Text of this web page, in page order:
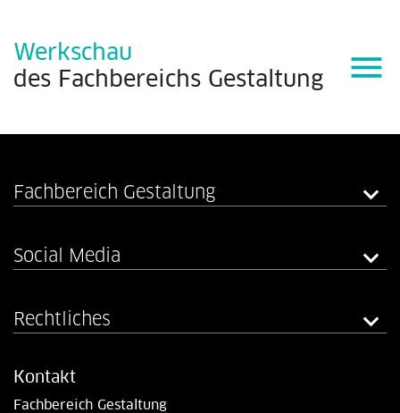
Werkschau
des Fachbereichs Gestaltung menu
Fachbereich Gestaltung
Social Media
Rechtliches
Kontakt
Fachbereich Gestaltung